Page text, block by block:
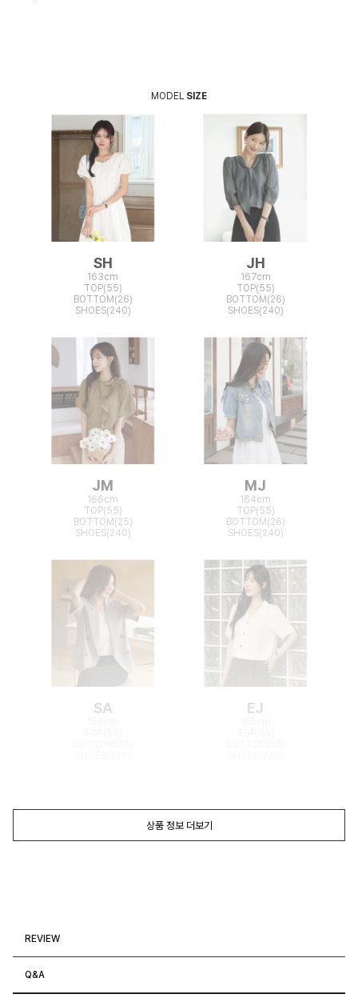
MODEL SIZE
SH
163cm
TOP(55)
BOTTOM(26)
SHOES(240)
JH
167cm
TOP(55)
BOTTOM(26)
SHOES(240)
JM
166cm
TOP(55)
BOTTOM(25)
SHOES(240)
MJ
164cm
TOP(55)
BOTTOM(26)
SHOES(240)
SA EJ
상품 정보 더보기
REVIEW
Q&A